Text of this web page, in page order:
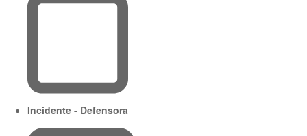
Incidente - Defensora